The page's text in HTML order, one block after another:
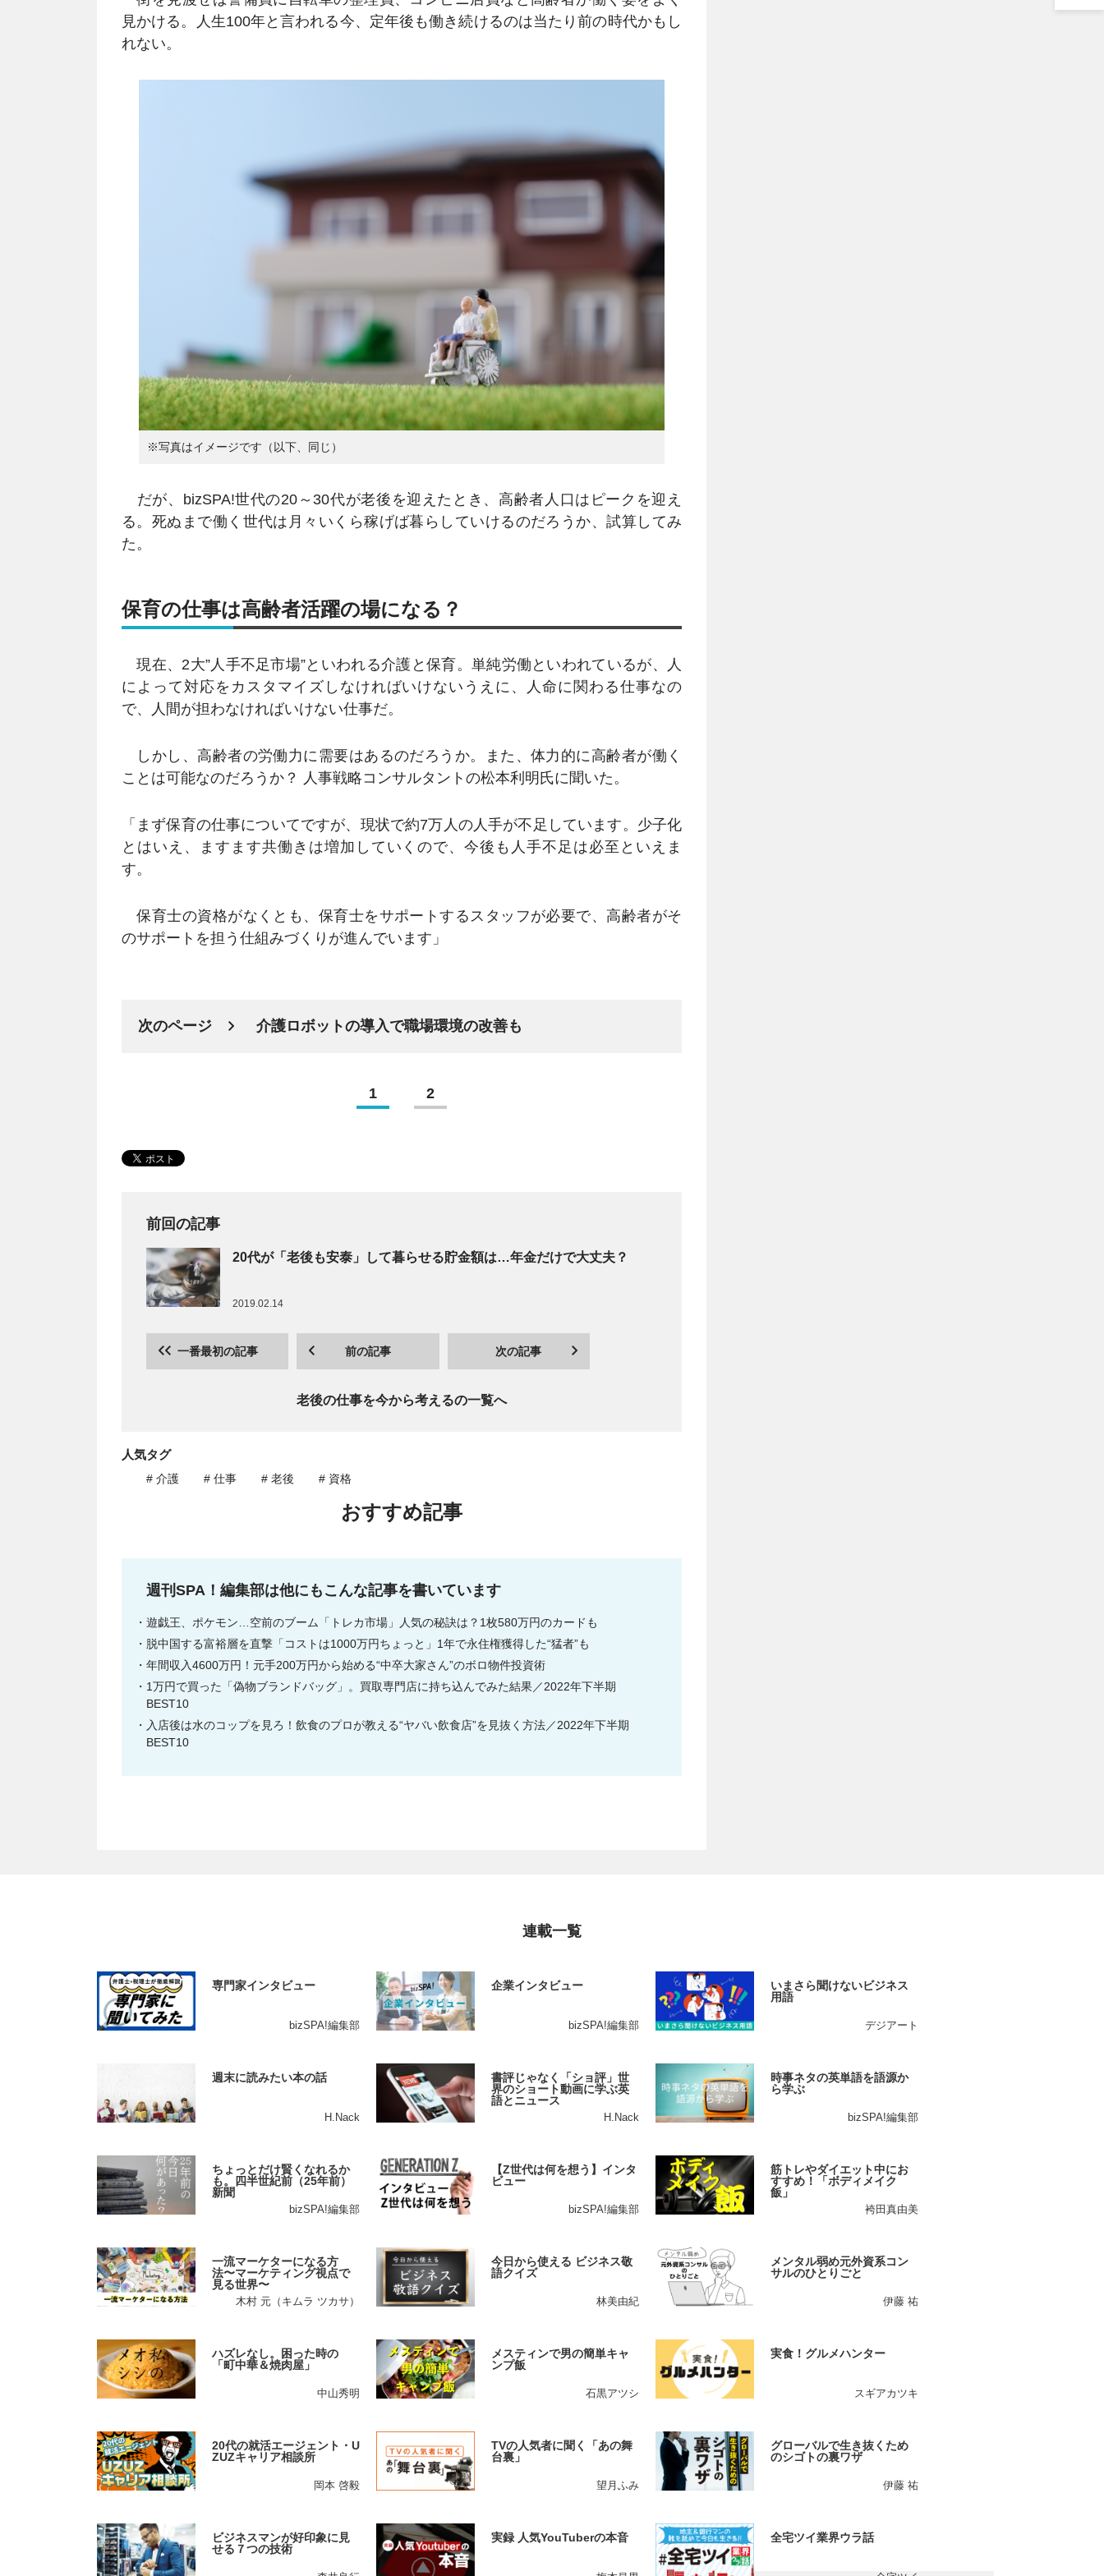
見かける。人生100年と言われる今、定年後も働き続けるのは当たり前の時代かもし
れない。
※写真はイメージです（以下、同じ）
だが、bizSPA!世代の20～30代が老後を迎えたとき、高齢者人口はピークを迎え
る。死ぬまで働く世代は月々いくら稼げば暮らしていけるのだろうか、試算してみ
た。
保育の仕事は高齢者活躍の場になる？
現在、2大”人手不足市場”といわれる介護と保育。単純労働といわれているが、人
によって対応をカスタマイズしなければいけないうえに、人命に関わる仕事なの
で、人間が担わなければいけない仕事だ。
しかし、高齢者の労働力に需要はあるのだろうか。また、体力的に高齢者が働く
ことは可能なのだろうか？ 人事戦略コンサルタントの松本利明氏に聞いた。
「まず保育の仕事についてですが、現状で約7万人の人手が不足しています。少子化
とはいえ、ますます共働きは増加していくので、今後も人手不足は必至といえま
す。
保育士の資格がなくとも、保育士をサポートするスタッフが必要で、高齢者がそ
のサポートを担う仕組みづくりが進んでいます」
次のページ 介護ロボットの導入で職場環境の改善も
1 2
前回の記事
20代が「老後も安泰」して暮らせる貯金額は…年金だけで大丈夫？
2019.02.14
一番最初の記事 前の記事 次の記事
老後の仕事を今から考えるの一覧へ
人気タグ
# 介護 # 仕事 # 老後 # 資格
おすすめ記事
週刊SPA！編集部は他にもこんな記事を書いています
遊戯王、ポケモン…空前のブーム「トレカ市場」人気の秘訣は？1枚580万円のカードも
脱中国する富裕層を直撃「コストは1000万円ちょっと」1年で永住権獲得した“猛者”も
年間収入4600万円！元手200万円から始める“中卒大家さん”のボロ物件投資術
1万円で買った「偽物ブランドバッグ」。買取専門店に持ち込んでみた結果／2022年下半期
BEST10
入店後は水のコップを見ろ！飲食のプロが教える“ヤバい飲食店”を見抜く方法／2022年下半期
BEST10
連載一覧
専門家インタビュー
bizSPA!編集部
企業インタビュー
bizSPA!編集部
いまさら聞けないビジネス
用語
デジアート
週末に読みたい本の話
H.Nack
書評じゃなく「ショ評」世
界のショート動画に学ぶ英
語とニュース
H.Nack
時事ネタの英単語を語源か
ら学ぶ
bizSPA!編集部
ちょっとだけ賢くなれるか
も。四半世紀前（25年前）
新聞
bizSPA!編集部
【Z世代は何を想う】インタ
ビュー
bizSPA!編集部
筋トレやダイエット中にお
すすめ！「ボディメイク
飯」
袴田真由美
一流マーケターになる方
法〜マーケティング視点で
見る世界〜
木村 元（キムラ ツカサ）
今日から使える ビジネス敬
語クイズ
林美由紀
メンタル弱め元外資系コン
サルのひとりごと
伊藤 祐
ハズレなし。困った時の
「町中華＆焼肉屋」
中山秀明
メスティンで男の簡単キャ
ンプ飯
石黒アツシ
実食！グルメハンター
スギアカツキ
20代の就活エージェント・U
ZUZキャリア相談所
岡本 啓毅
TVの人気者に聞く「あの舞
台裏」
望月ふみ
グローバルで生き抜くため
のシゴトの裏ワザ
伊藤 祐
ビジネスマンが好印象に見
せる７つの技術
実録 人気YouTuberの本音 全宅ツイ業界ウラ話